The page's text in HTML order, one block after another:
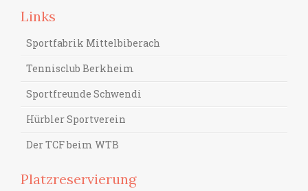
Links
Sportfabrik Mittelbiberach
Tennisclub Berkheim
Sportfreunde Schwendi
Hürbler Sportverein
Der TCF beim WTB
Platzreservierung